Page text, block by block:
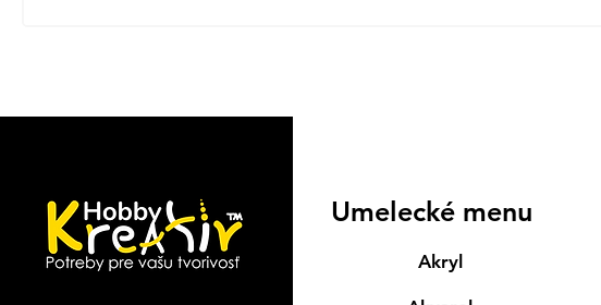
Umelecké menu
Akryl